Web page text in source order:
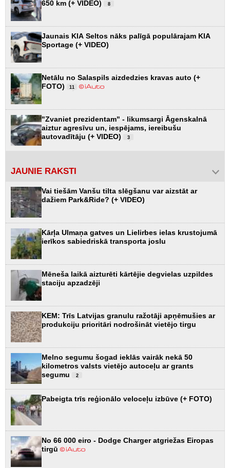
650 km (+ VIDEO) 8
Jaunais KIA Seltos nāks palīgā populārajam KIA
Sportage (+ VIDEO)
Netālu no Salaspils aizdedzies kravas auto (+
FOTO)
11
"Zvaniet prezidentam" - likumsargi Āgenskalnā
aiztur agresīvu un, iespējams, iereibušu
autovadītāju (+ VIDEO)
3
JAUNIE RAKSTI
Vai tiešām Vanšu tilta slēgšanu var aizstāt ar
dažiem Park&Ride? (+ VIDEO)
Kārļa Ulmaņa gatves un Lielirbes ielas krustojumā
ierīkos sabiedriskā transporta joslu
Mēneša laikā aizturēti kārtējie degvielas uzpildes
staciju apzadzēji
KEM: Trīs Latvijas granulu ražotāji apņēmušies ar
produkciju prioritāri nodrošināt vietējo tirgu
Melno segumu šogad ieklās vairāk nekā 50
kilometros valsts vietējo autoceļu ar grants
segumu
2
Pabeigta trīs reģionālo veloceļu izbūve (+ FOTO)
No 66 000 eiro - Dodge Charger atgriežas Eiropas
tirgū